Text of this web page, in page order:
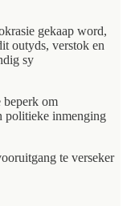
gekaap word,
outyds, verstok en
sy
beperk om
politieke inmenging
te verseker